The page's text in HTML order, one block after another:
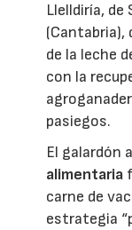
Llelldiría, de
de la leche
con la
pasiegos.
El galardón
alimentaria
carne de
estrategia